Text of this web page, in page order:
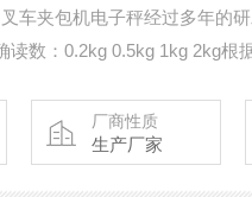
车夹包机电子秤经过多年的
读数：0.2kg 0.5kg 1kg 2kg根
厂商性质
生产厂家